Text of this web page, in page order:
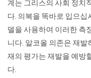
계는 그리스의 사회 정치
다. 의복을 똑바로 입으십
델을 사용하여 이러한 측
니다. 알코올 의존은 재발
재의 평가는 재발을 예방
다.